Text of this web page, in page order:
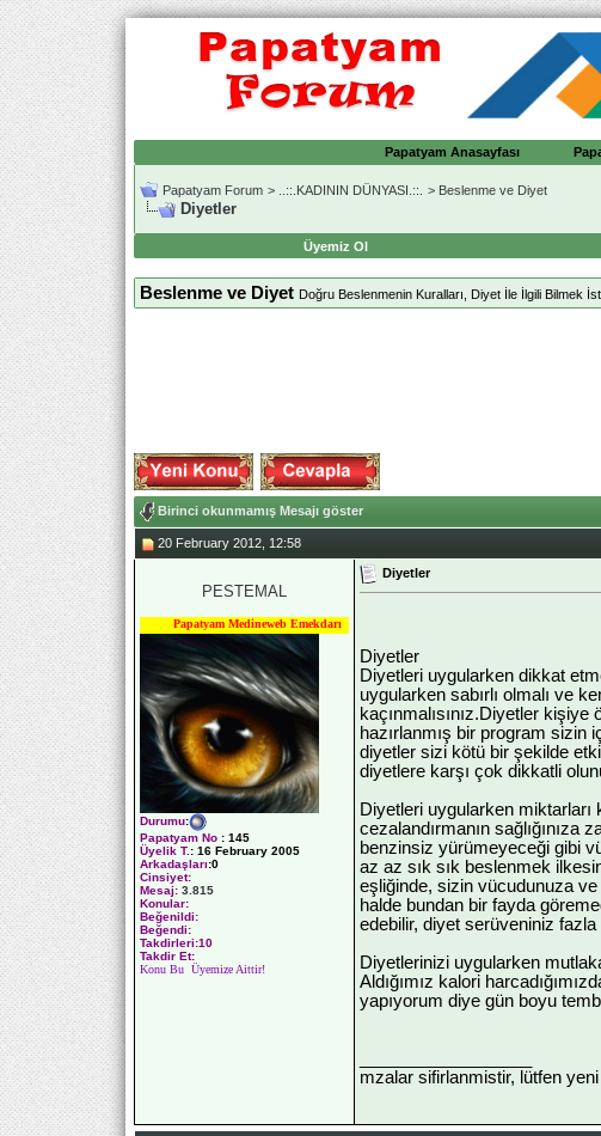
Papatyam Anasayfası
Papatyam Forum > ..::.KADININ DÜNYASI.::. > Beslenme ve Diyet
Diyetler
Üyemiz Ol
Beslenme ve Diyet Doğru Beslenmenin Kuralları, Diyet İle İlgili Bilmek
Birinci okunmamış Mesajı göster
20 February 2012, 12:58
PESTEMAL
Papatyam Medineweb Emekdarı
Durumu:
Papatyam No : 145
Üyelik T.: 16 February 2005
Arkadaşları:0
Cinsiyet:
Mesaj: 3.815
Konular:
Beğenildi:
Beğendi:
Takdirleri:10
Takdir Et:
Konu Bu Üyemize Aittir!
Diyetler
Diyetler
Diyetleri uygularken dikkat
uygularken sabırlı olmalı ve
kaçınmalısınız.Diyetler
hazırlanmış bir program sizin
diyetler sizi kötü bir şekilde
diyetlere karşı çok dikkatli
Diyetleri uygularken
cezalandırmanın sağlığınıza
benzinsiz yürümeyeceği gibi
az az sık sık beslenmek
eşliğinde, sizin vücudunuza ve
halde bundan bir fayda
edebilir, diyet serüveniniz
Diyetlerinizi uygularken
Aldığımız kalori
yapıyorum diye gün boyu
mzalar sifirlanmistir, lütfen